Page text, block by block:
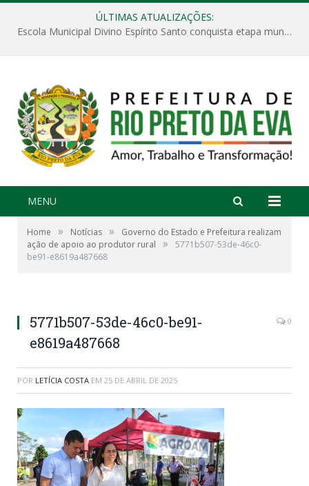
ÚLTIMAS ATUALIZAÇÕES:
Escola Municipal Divino Espírito Santo conquista etapa municipal da V Feira Amazonense de Matemática
MENU
Home » Notícias »
Governo do Estado e Prefeitura realizam
ação de apoio ao produtor rural
»
5771b507-53de-46c0-
be91-e8619a487668
5771b507-53de-46c0-be91-
e8619a487668
0
POR LETÍCIA COSTA EM 25 DE ABRIL DE 2025